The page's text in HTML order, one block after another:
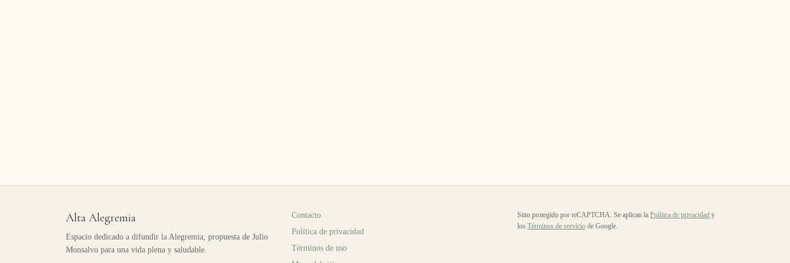
Alta Alegremia
Espacio dedicado a difundir la Alegremia, propuesta de Julio
Monsalvo para una vida plena y saludable.
Contacto
Política de privacidad
Términos de uso
Sitio protegido por reCAPTCHA. Se aplican la Política de privacidad y
los Términos de servicio de Google.